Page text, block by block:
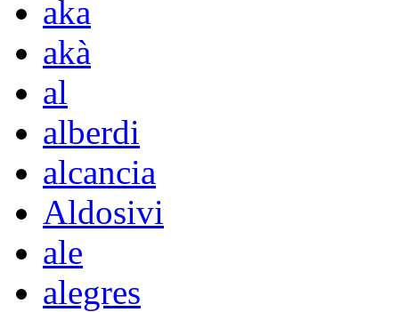
aka
akà
al
alberdi
alcancia
Aldosivi
ale
alegres